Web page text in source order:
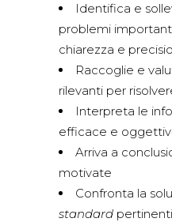
Identifica e
problemi
chiarezza e
Raccoglie e
rilevanti per
Interpreta le
efficace e
Arriva a
motivate
Confronta la
standard pertinenti